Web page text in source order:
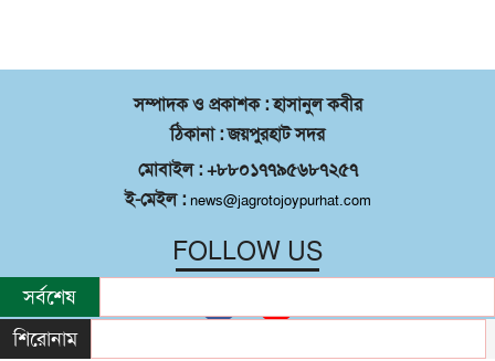
সম্পাদক ও প্রকাশক : হাসানুল কবীর
ঠিকানা : জয়পুরহাট সদর
মোবাইল : +৮৮০১৭৭৯৫৬৮৭২৫৭
ই-মেইল : news@jagrotojoypurhat.com
FOLLOW US
সর্বশেষ
শিরোনাম